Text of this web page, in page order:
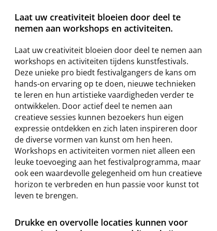
Laat uw creativiteit bloeien door deel te
nemen aan workshops en activiteiten.
Laat uw creativiteit bloeien door deel te nemen aan
workshops en activiteiten tijdens kunstfestivals.
Deze unieke pro biedt festivalgangers de kans om
hands-on ervaring op te doen, nieuwe technieken
te leren en hun artistieke vaardigheden verder te
ontwikkelen. Door actief deel te nemen aan
creatieve sessies kunnen bezoekers hun eigen
expressie ontdekken en zich laten inspireren door
de diverse vormen van kunst om hen heen.
Workshops en activiteiten vormen niet alleen een
leuke toevoeging aan het festivalprogramma, maar
ook een waardevolle gelegenheid om hun creatieve
horizon te verbreden en hun passie voor kunst tot
leven te brengen.
Drukke en overvolle locaties kunnen voor